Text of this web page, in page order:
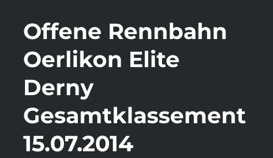
Offene Rennbahn
Oerlikon Elite
Derny
Gesamtklassement
15.07.2014